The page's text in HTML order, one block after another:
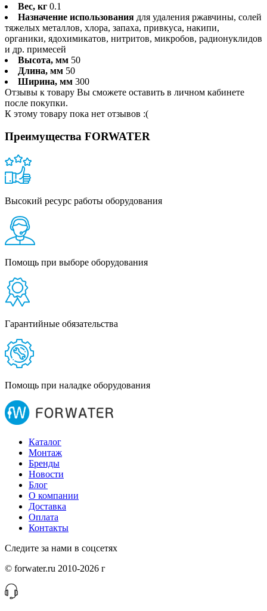
Вес, кг 0.1
Назначение использования для удаления ржавчины, солей
тяжелых металлов, хлора, запаха, привкуса, накипи,
органики, ядохимикатов, нитритов, микробов, радионуклидов
и др. примесей
Высота, мм 50
Длина, мм 50
Ширина, мм 300
Отзывы к товару Вы сможете оставить в личном кабинете
после покупки.
К этому товару пока нет отзывов :(
Преимущества FORWATER
Высокий ресурс работы оборудования
Помощь при выборе оборудования
Гарантийные обязательства
Помощь при наладке оборудования
Каталог
Монтаж
Бренды
Новости
Блог
О компании
Доставка
Оплата
Контакты
Следите за нами в соцсетях
© forwater.ru 2010-2026 г